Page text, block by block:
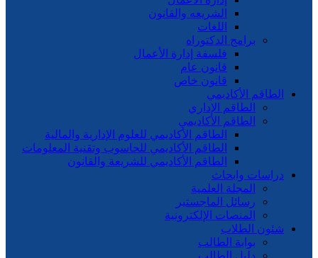
الشريعه والقانون
اللغات
برامج الدكتوراه
فلسفة إدارة الأعمال
قانون عام
قانون خاص
الطاقم الأكاديمي
الطاقم الإداري
الطاقم الأكاديمي
الطاقم الأكاديمي للعلوم الإدارية والمالية
الطاقم الأكاديمي للحاسوب وتقنية المعلومات
الطاقم الأكاديمي للشريعة والقانون
دراسات وابحاث
المجلة العلمية
رسائل الماجستير
المنصات الإلكترونية
شئون الطلاب
بوابة الطالب
دليل الطالب